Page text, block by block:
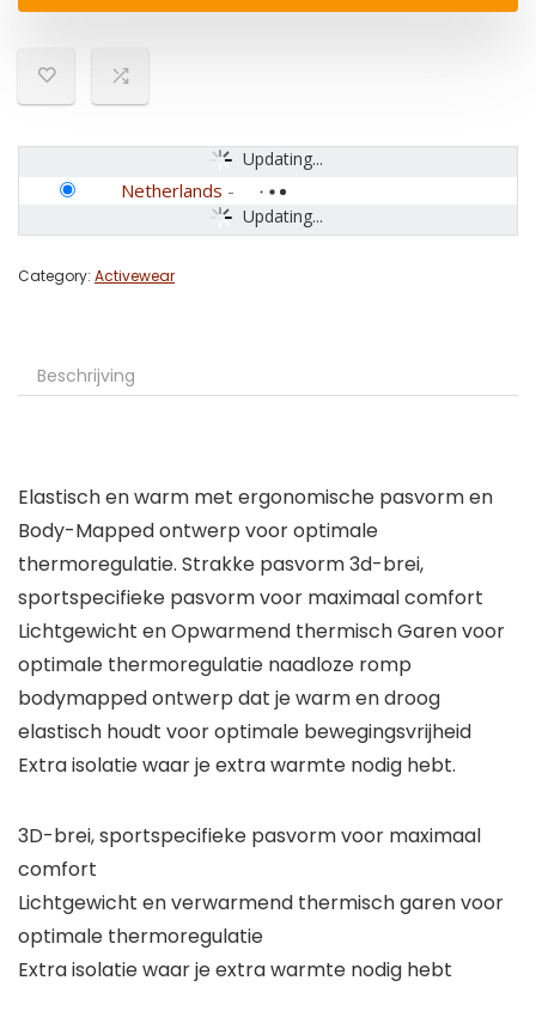
Updating...
Updating...
Netherlands -
Category: Activewear
Beschrijving
Elastisch en warm met ergonomische pasvorm en
Body-Mapped ontwerp voor optimale
thermoregulatie. Strakke pasvorm 3d-brei,
sportspecifieke pasvorm voor maximaal comfort
Lichtgewicht en Opwarmend thermisch Garen voor
optimale thermoregulatie naadloze romp
bodymapped ontwerp dat je warm en droog
elastisch houdt voor optimale bewegingsvrijheid
Extra isolatie waar je extra warmte nodig hebt.
3D-brei, sportspecifieke pasvorm voor maximaal
comfort
Lichtgewicht en verwarmend thermisch garen voor
optimale thermoregulatie
Extra isolatie waar je extra warmte nodig hebt